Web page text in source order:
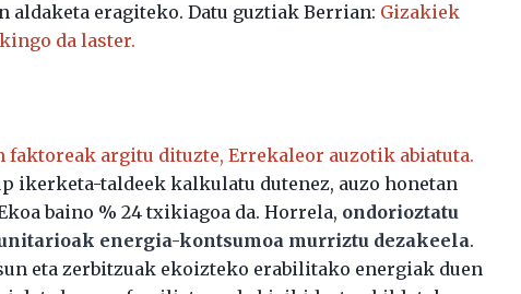
aldaketa eragiteko. Datu guztiak Berrian: Gizakiek
da laster.
faktoreak argitu dituzte, Errekaleor auzotik abiatuta.
ikerketa-taldeek kalkulatu dutenez, auzo honetan
baino % 24 txikiagoa da. Horrela, ondorioztatu
energia-kontsumoa murriztu dezakeela.
eta zerbitzuak ekoizteko erabilitako energiak duen